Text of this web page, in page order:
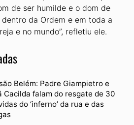
de ser humilde e o dom de
da Ordem e em toda a
e no mundo”, refletiu ele.
Belém: Padre Giampietro e
Cacilda falam do resgate de 30
do ‘inferno’ da rua e das